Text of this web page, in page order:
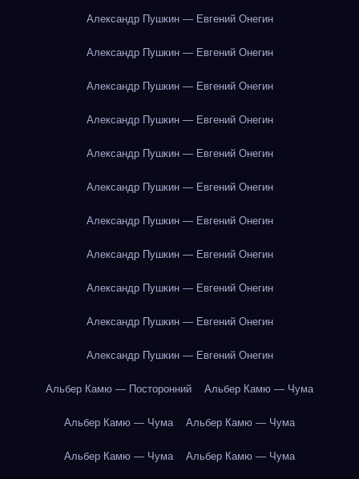
Александр Пушкин — Евгений Онегин
Александр Пушкин — Евгений Онегин
Александр Пушкин — Евгений Онегин
Александр Пушкин — Евгений Онегин
Александр Пушкин — Евгений Онегин
Александр Пушкин — Евгений Онегин
Александр Пушкин — Евгений Онегин
Александр Пушкин — Евгений Онегин
Александр Пушкин — Евгений Онегин
Александр Пушкин — Евгений Онегин
Александр Пушкин — Евгений Онегин
Альбер Камю — Посторонний Альбер Камю — Чума
Альбер Камю — Чума Альбер Камю — Чума
Альбер Камю — Чума Альбер Камю — Чума